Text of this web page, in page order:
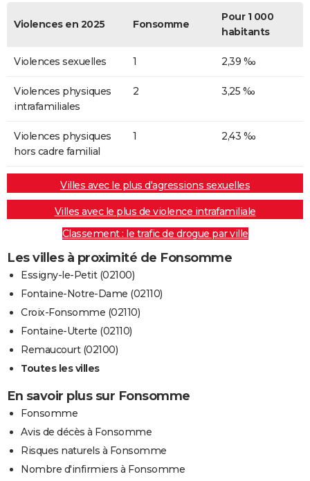
Violences en 2025 Fonsomme
Pour 1 000
habitants
Violences sexuelles 1 2,39 ‰
Violences physiques
intrafamiliales
2 3,25 ‰
Violences physiques
hors cadre familial
1 2,43 ‰
Villes avec le plus d'agressions sexuelles
Villes avec le plus de violence intrafamiliale
Classement : le trafic de drogue par ville
Les villes à proximité de Fonsomme
Essigny-le-Petit (02100)
Fontaine-Notre-Dame (02110)
Croix-Fonsomme (02110)
Fontaine-Uterte (02110)
Remaucourt (02100)
Toutes les villes
En savoir plus sur Fonsomme
Fonsomme
Avis de décès à Fonsomme
Risques naturels à Fonsomme
Nombre d'infirmiers à Fonsomme